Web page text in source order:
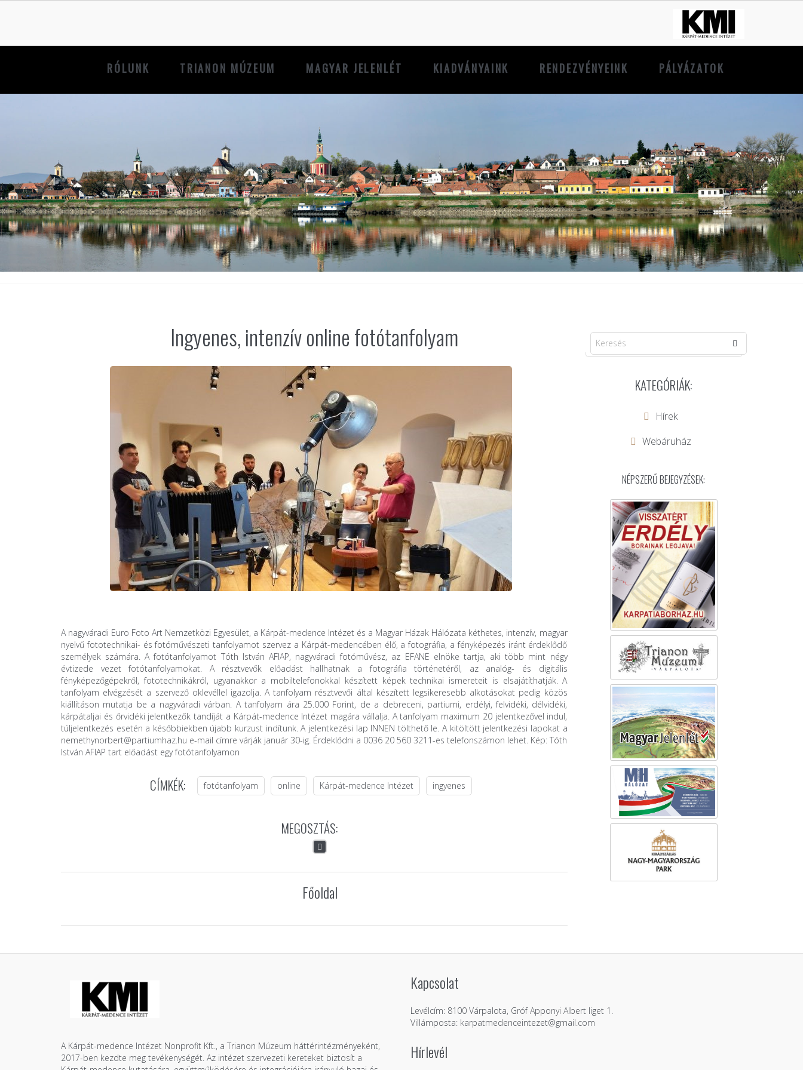
RÓLUNK TRIANON MÚZEUM MAGYAR JELENLÉT KIADVÁNYAINK RENDEZVÉNYEINK PÁLYÁZATOK
Ingyenes, intenzív online fotótanfolyam
A nagyváradi Euro Foto Art Nemzetközi Egyesület, a Kárpát-medence Intézet és a Magyar Házak Hálózata kéthetes, intenzív, magyar
nyelvű fototechnikai- és fotóművészeti tanfolyamot szervez a Kárpát-medencében élő, a fotográfia, a fényképezés iránt érdeklődő
személyek számára. A fotótanfolyamot Tóth István AFIAP, nagyváradi fotóművész, az EFANE elnöke tartja, aki több mint négy
évtizede vezet fotótanfolyamokat. A résztvevők előadást hallhatnak a fotográfia történetéről, az analóg- és digitális
fényképezőgépekről, fototechnikákról, ugyanakkor a mobiltelefonokkal készített képek technikai ismereteit is elsajátíthatják. A
tanfolyam elvégzését a szervező oklevéllel igazolja. A tanfolyam résztvevői által készített legsikeresebb alkotásokat pedig közös
kiállításon mutatja be a nagyváradi várban. A tanfolyam ára 25.000 Forint, de a debreceni, partiumi, erdélyi, felvidéki, délvidéki,
kárpátaljai és őrvidéki jelentkezők tandíját a Kárpát-medence Intézet magára vállalja. A tanfolyam maximum 20 jelentkezővel indul,
túljelentkezés esetén a későbbiekben újabb kurzust indítunk. A jelentkezési lap INNEN tölthető le. A kitöltött jelentkezési lapokat a
nemethynorbert@partiumhaz.hu e-mail címre várják január 30-ig. Érdeklődni a 0036 20 560 3211-es telefonszámon lehet. Kép: Tóth
István AFIAP tart előadást egy fotótanfolyamon
CÍMKÉK: fotótanfolyam online Kárpát-medence Intézet ingyenes
MEGOSZTÁS:
Főoldal
KATEGÓRIÁK:
Hírek
Webáruház
NÉPSZERŰ BEJEGYZÉSEK:
A Kárpát-medence Intézet Nonprofit Kft., a Trianon Múzeum háttérintézményeként,
2017-ben kezdte meg tevékenységét. Az intézet szervezeti kereteket biztosít a
Kapcsolat
Levélcím: 8100 Várpalota, Gróf Apponyi Albert liget 1.
Villámposta: karpatmedenceintezet@gmail.com
Hírlevél